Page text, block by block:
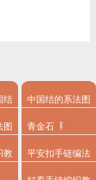
结 中国结的系法图
解
图 青金石
教 平安扣手链编法